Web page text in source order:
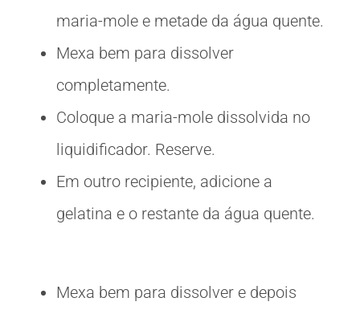
maria-mole e metade da água quente.
Mexa bem para dissolver
completamente.
Coloque a maria-mole dissolvida no
liquidificador. Reserve.
Em outro recipiente, adicione a
gelatina e o restante da água quente.
Mexa bem para dissolver e depois